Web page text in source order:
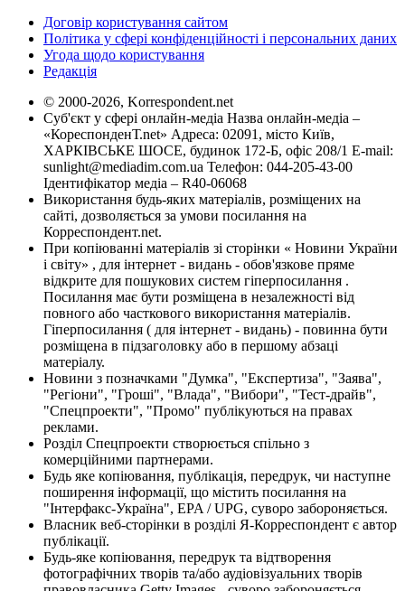
Договір користування сайтом
Політика у сфері конфіденційності і персональних даних
Угода щодо користування
Редакція
© 2000-2026, Korrespondent.net
Суб'єкт у сфері онлайн-медіа Назва онлайн-медіа –
«КореспонденТ.net» Адреса: 02091, місто Київ,
ХАРКІВСЬКЕ ШОСЕ, будинок 172-Б, офіс 208/1 E-mail:
sunlight@mediadim.com.ua Телефон: 044-205-43-00
Ідентифікатор медіа – R40-06068
Використання будь-яких матеріалів, розміщених на
сайті, дозволяється за умови посилання на
Корреспондент.net.
При копіюванні матеріалів зі сторінки « Новини України
і світу» , для інтернет - видань - обов'язкове пряме
відкрите для пошукових систем гіперпосилання .
Посилання має бути розміщена в незалежності від
повного або часткового використання матеріалів.
Гіперпосилання ( для інтернет - видань) - повинна бути
розміщена в підзаголовку або в першому абзаці
матеріалу.
Новини з позначками "Думка", "Експертиза", "Заява",
"Регіони", "Гроші", "Влада", "Вибори", "Тест-драйв",
"Спецпроекти", "Промо" публікуються на правах
реклами.
Розділ Спецпроекти створюється спільно з
комерційними партнерами.
Будь яке копіювання, публікація, передрук, чи наступне
поширення інформації, що містить посилання на
"Інтерфакс-Україна", EPA / UPG, суворо забороняється.
Власник веб-сторінки в розділі Я-Корреспондент є автор
публікації.
Будь-яке копіювання, передрук та відтворення
фотографічних творів та/або аудіовізуальних творів